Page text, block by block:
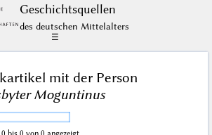
Geschichts­quellen
des deutschen Mittelalters
☰
mit der Person
Moguntinus